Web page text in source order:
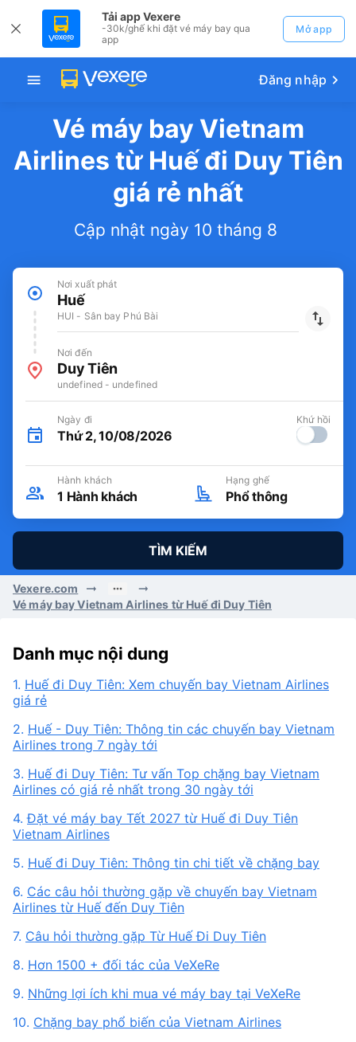
Tải app Vexere
-30k/ghế khi đặt vé máy bay qua
app
Mở app
Đăng nhập
Vé máy bay Vietnam
Airlines từ Huế đi Duy Tiên
giá rẻ nhất
Cập nhật ngày 10 tháng 8
Nơi xuất phát
Huế
HUI - Sân bay Phú Bài
Nơi đến
Duy Tiên
undefined - undefined
Ngày đi
Thứ 2, 10/08/2026
Khứ hồi
Hành khách
1 Hành khách
Hạng ghế
Phổ thông
TÌM KIẾM
Vexere.com
Vé máy bay Vietnam Airlines từ Huế đi Duy Tiên
Danh mục nội dung
1. Huế đi Duy Tiên: Xem chuyến bay Vietnam Airlines
giá rẻ
2. Huế - Duy Tiên: Thông tin các chuyến bay Vietnam
Airlines trong 7 ngày tới
3. Huế đi Duy Tiên: Tư vấn Top chặng bay Vietnam
Airlines có giá rẻ nhất trong 30 ngày tới
4.Đặt vé máy bay Tết 2027 từ Huế đi Duy Tiên
Vietnam Airlines
5. Huế đi Duy Tiên: Thông tin chi tiết về chặng bay
6. Các câu hỏi thường gặp về chuyến bay Vietnam
Airlines từ Huế đến Duy Tiên
7. Câu hỏi thường gặp Từ Huế Đi Duy Tiên
8. Hơn 1500 + đối tác của VeXeRe
9. Những lợi ích khi mua vé máy bay tại VeXeRe
10. Chặng bay phổ biến của Vietnam Airlines